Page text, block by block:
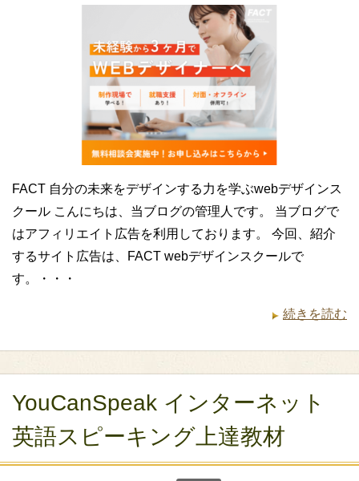
FACT 自分の未来をデザインする力を学ぶwebデザインス
クール こんにちは、当ブログの管理人です。 当ブログで
はアフィリエイト広告を利用しております。 今回、紹介
するサイト広告は、FACT webデザインスクールで
す。・・・
続きを読む
YouCanSpeak インターネット
英語スピーキング上達教材